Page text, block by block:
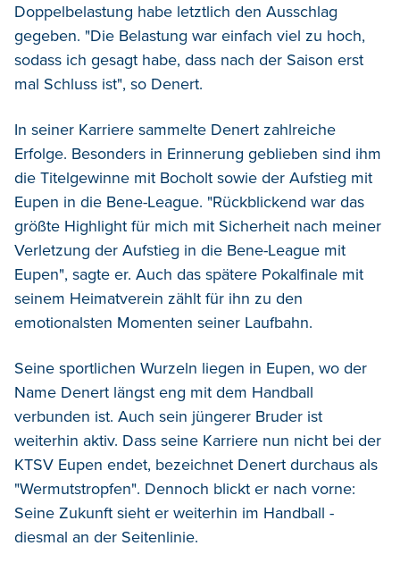
Doppelbelastung habe letztlich den Ausschlag
gegeben. "Die Belastung war einfach viel zu hoch,
sodass ich gesagt habe, dass nach der Saison erst
mal Schluss ist", so Denert.
In seiner Karriere sammelte Denert zahlreiche
Erfolge. Besonders in Erinnerung geblieben sind ihm
die Titelgewinne mit Bocholt sowie der Aufstieg mit
Eupen in die Bene-League. "Rückblickend war das
größte Highlight für mich mit Sicherheit nach meiner
Verletzung der Aufstieg in die Bene-League mit
Eupen", sagte er. Auch das spätere Pokalfinale mit
seinem Heimatverein zählt für ihn zu den
emotionalsten Momenten seiner Laufbahn.
Seine sportlichen Wurzeln liegen in Eupen, wo der
Name Denert längst eng mit dem Handball
verbunden ist. Auch sein jüngerer Bruder ist
weiterhin aktiv. Dass seine Karriere nun nicht bei der
KTSV Eupen endet, bezeichnet Denert durchaus als
"Wermutstropfen". Dennoch blickt er nach vorne:
Seine Zukunft sieht er weiterhin im Handball -
diesmal an der Seitenlinie.